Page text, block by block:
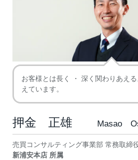
お客様とは長く ・ 深く関わりあえ
えています。
押金 正雄 Masao
売買コンサルティング事業部 常務取締
新浦安本店 所属